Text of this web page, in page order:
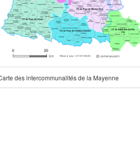
des intercommunalités de la Mayenne